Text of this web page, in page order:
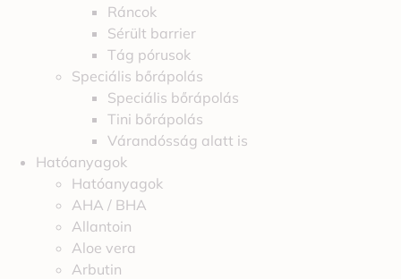
Ráncok
Sérült barrier
Tág pórusok
Speciális bőrápolás
Speciális bőrápolás
Tini bőrápolás
Várandósság alatt is
Hatóanyagok
Hatóanyagok
AHA / BHA
Allantoin
Aloe vera
Arbutin